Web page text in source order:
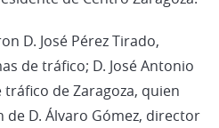
D. José Pérez Tirado,
de tráfico; D. José Antonio
de Zaragoza, quien
D. Álvaro Gómez, director